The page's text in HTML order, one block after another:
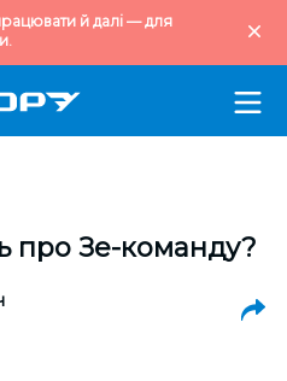
й далі — для
про Зе-команду?